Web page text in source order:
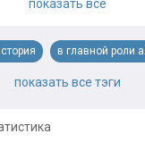
показать все
в главной роли
интриги и политические
показать все тэги